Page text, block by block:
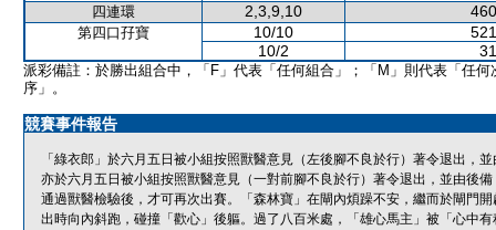
四連環 2,3,9,10
第四口孖寶 10/10
10/2
派彩備註：於勝出組合中，「F」代表「任何組合」；「M」則代表「任何
序」。
競賽事件報告
「綠衣郎」於六月五日被小組按照獸醫意見（左後腳不良於行）著令退出，
亦於六月五日被小組按照獸醫意見（一對前腳不良於行）著令退出，並由後
通過獸醫檢驗後，才可再次出賽。「森林寶」在閘內煩躁不安，繼而於閘門
出時向內斜跑，碰撞「歡心」後軀。過了八百米處，「雄心馬主」被「心中